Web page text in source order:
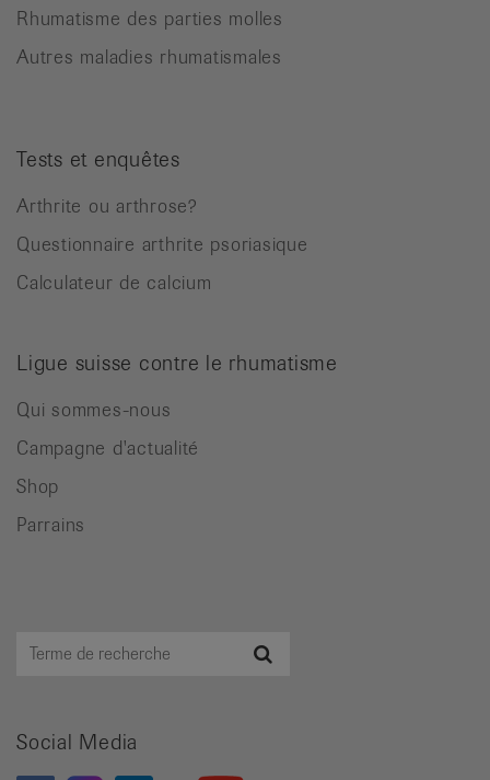
Rhumatisme des parties molles
Autres maladies rhumatismales
Tests et enquêtes
Arthrite ou arthrose?
Questionnaire arthrite psoriasique
Calculateur de calcium
Ligue suisse contre le rhumatisme
Qui sommes-nous
Campagne d'actualité
Shop
Parrains
Terme
Social Media